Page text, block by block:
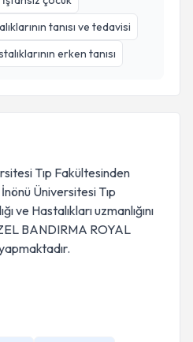
tanısı ve tedavisi
erken tanısı
Tıp Fakültesinden
Üniversitesi Tıp
ve Hastalıkları uzmanlığını
BANDIRMA ROYAL